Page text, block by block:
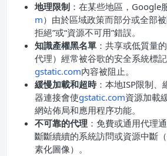
地理限制 ：在某些地區，Google
m）由於區域政策而部分或全部
拒絕”或“資源不可用”錯誤。
知識產權黑名單 ：共享或低質量
代理）經常被谷歌的安全系統標
gstatic.com內容被阻止。
緩慢加載和超時：本地ISP限制、
器連接會使gstatic.com資源加載
網站佈局和應用程序功能。
不可靠的代理 ：免費或通用代理
斷斷續續的系統訪問或資源中斷
素化圖像）。